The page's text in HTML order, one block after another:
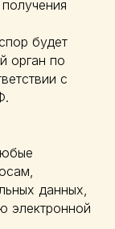
будет
орган по
с
данных,
электронной